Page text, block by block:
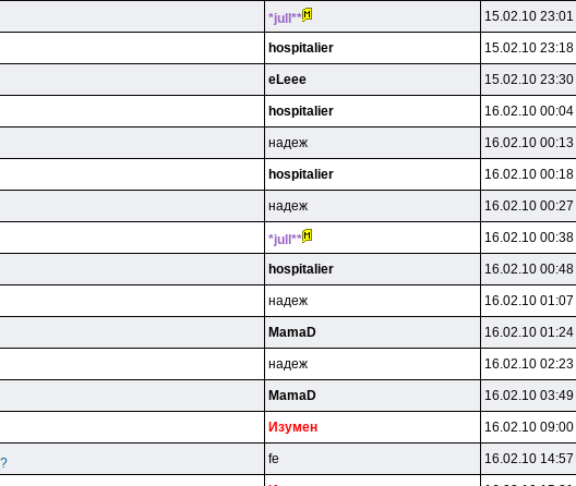
*jull** 15.02.10 23:01
hospitalier 15.02.10 23:18
eLeee 15.02.10 23:30
hospitalier 16.02.10 00:04
нaдeж 16.02.10 00:13
hospitalier 16.02.10 00:18
нaдeж 16.02.10 00:27
*jull** 16.02.10 00:38
hospitalier 16.02.10 00:48
нaдeж 16.02.10 01:07
MamaD 16.02.10 01:24
нaдeж 16.02.10 02:23
MamaD 16.02.10 03:49
Изyмeн 16.02.10 09:00
fe 16.02.10 14:57